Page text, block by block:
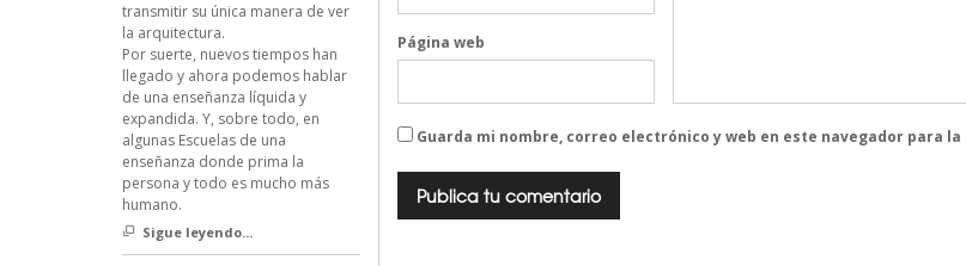
Página web
Guarda mi nombre, correo electrónico y web en este navegador para
transmitir su única manera de ver
la arquitectura.
Por suerte, nuevos tiempos han
llegado y ahora podemos hablar
de una enseñanza líquida y
expandida. Y, sobre todo, en
algunas Escuelas de una
enseñanza donde prima la
persona y todo es mucho más
humano.
Sigue leyendo...